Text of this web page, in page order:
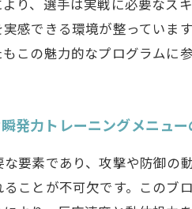
感できる環境が整ってい
この魅力的なプログラムに
発力トレーニングメニュ
要素であり、攻撃や防御
ことが不可欠です。この